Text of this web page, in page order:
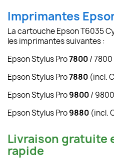
Imprimantes
La cartouche Epson T6035
les imprimantes suivantes :
Epson Stylus Pro7800/
Epson Stylus Pro7880 (incl.
Epson Stylus Pro9800/
Epson Stylus Pro9880 (incl.
Livraison gratuite
rapide